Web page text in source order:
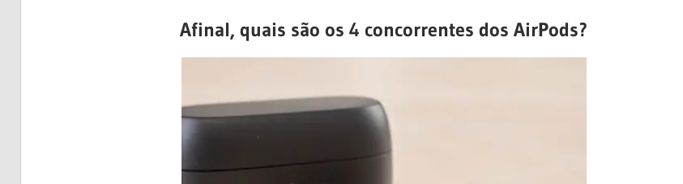
Afinal, quais são os 4 concorrentes dos AirPods?